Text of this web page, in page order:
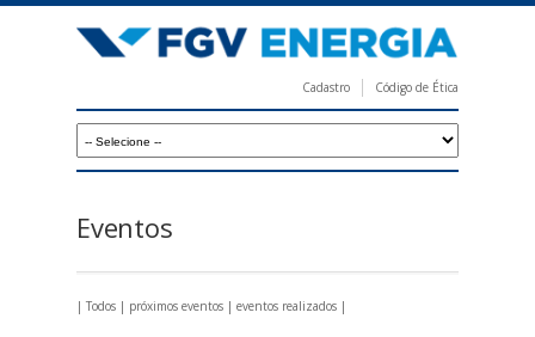
para
principal
V
r
Cadastro Código de Ética
Eventos
| Todos | próximos eventos | eventos realizados |